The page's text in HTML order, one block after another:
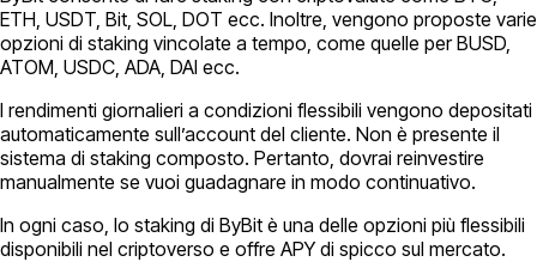
ETH, USDT, Bit, SOL, DOT ecc. Inoltre, vengono proposte varie
opzioni di staking vincolate a tempo, come quelle per BUSD,
ATOM, USDC, ADA, DAI ecc.
I rendimenti giornalieri a condizioni flessibili vengono depositati
automaticamente sull’account del cliente. Non è presente il
sistema di staking composto. Pertanto, dovrai reinvestire
manualmente se vuoi guadagnare in modo continuativo.
In ogni caso, lo staking di ByBit è una delle opzioni più flessibili
disponibili nel criptoverso e offre APY di spicco sul mercato.